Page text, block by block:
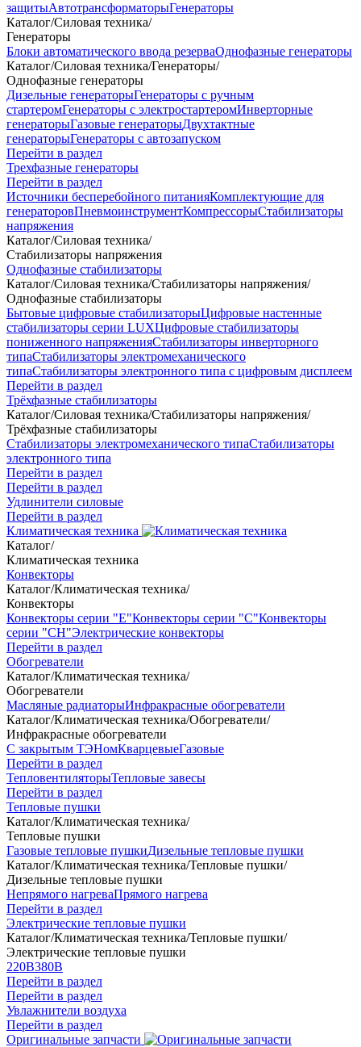
защитыАвтотрансформаторыГенераторы
Каталог/Силовая техника/
Генераторы
Блоки автоматического ввода резерваОднофазные генераторы
Каталог/Силовая техника/Генераторы/
Однофазные генераторы
Дизельные генераторыГенераторы с ручным
стартеромГенераторы с электростартеромИнверторные
генераторыГазовые генераторыДвухтактные
генераторыГенераторы с автозапуском
Перейти в раздел
Трехфазные генераторы
Перейти в раздел
Источники бесперебойного питанияКомплектующие для
генераторовПневмоинструментКомпрессорыСтабилизаторы
напряжения
Каталог/Силовая техника/
Стабилизаторы напряжения
Однофазные стабилизаторы
Каталог/Силовая техника/Стабилизаторы напряжения/
Однофазные стабилизаторы
Бытовые цифровые стабилизаторыЦифровые настенные
стабилизаторы серии LUXЦифровые стабилизаторы
пониженного напряженияСтабилизаторы инверторного
типаСтабилизаторы электромеханического
типаСтабилизаторы электронного типа с цифровым дисплеем
Перейти в раздел
Трёхфазные стабилизаторы
Каталог/Силовая техника/Стабилизаторы напряжения/
Трёхфазные стабилизаторы
Стабилизаторы электромеханического типаСтабилизаторы
электронного типа
Перейти в раздел
Перейти в раздел
Удлинители силовые
Перейти в раздел
Климатическая техника
Каталог/
Климатическая техника
Конвекторы
Каталог/Климатическая техника/
Конвекторы
Конвекторы серии "Е"Конвекторы серии "С"Конвекторы
серии "СН"Электрические конвекторы
Перейти в раздел
Обогреватели
Каталог/Климатическая техника/
Обогреватели
Масляные радиаторыИнфракрасные обогреватели
Каталог/Климатическая техника/Обогреватели/
Инфракрасные обогреватели
С закрытым ТЭНомКварцевыеГазовые
Перейти в раздел
ТепловентиляторыТепловые завесы
Перейти в раздел
Тепловые пушки
Каталог/Климатическая техника/
Тепловые пушки
Газовые тепловые пушкиДизельные тепловые пушки
Каталог/Климатическая техника/Тепловые пушки/
Дизельные тепловые пушки
Непрямого нагреваПрямого нагрева
Перейти в раздел
Электрические тепловые пушки
Каталог/Климатическая техника/Тепловые пушки/
Электрические тепловые пушки
220В380В
Перейти в раздел
Перейти в раздел
Увлажнители воздуха
Перейти в раздел
Оригинальные запчасти